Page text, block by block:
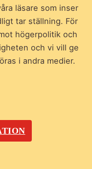
läsare som inser
tar ställning. För
högerpolitik och
och vi vill ge
i andra medier.